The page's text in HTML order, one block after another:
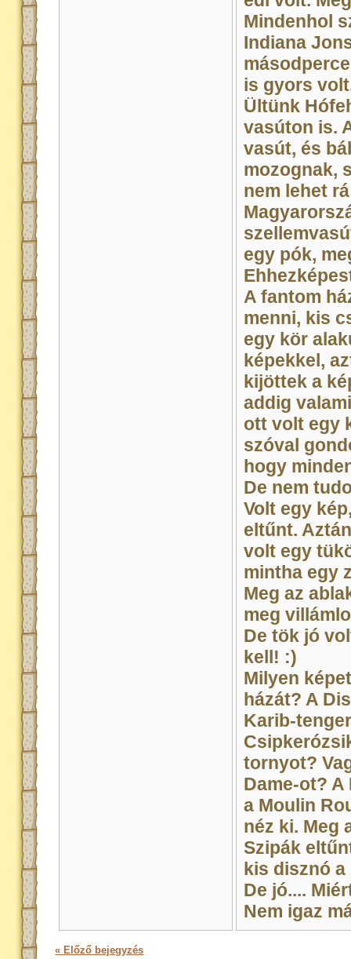
Mindenhol
Indiana
is gyors
Ültünk
vasúton is.
vasút, és
mozognak,
nem lehet
egy pók,
A fantom
menni, kis
egy kör
képekkel,
kijöttek a
addig
ott volt egy
szóval
hogy
De nem
Volt egy
eltűnt.
volt egy
mintha egy
Meg az
meg
De tök jó
kell! :)
Milyen
házát? A
Karib-
tornyot?
Dame-ot? A
a Moulin
néz ki. Meg
Szipák
kis disznó a
De jó....
Nem igaz
« Előző bejegyzés